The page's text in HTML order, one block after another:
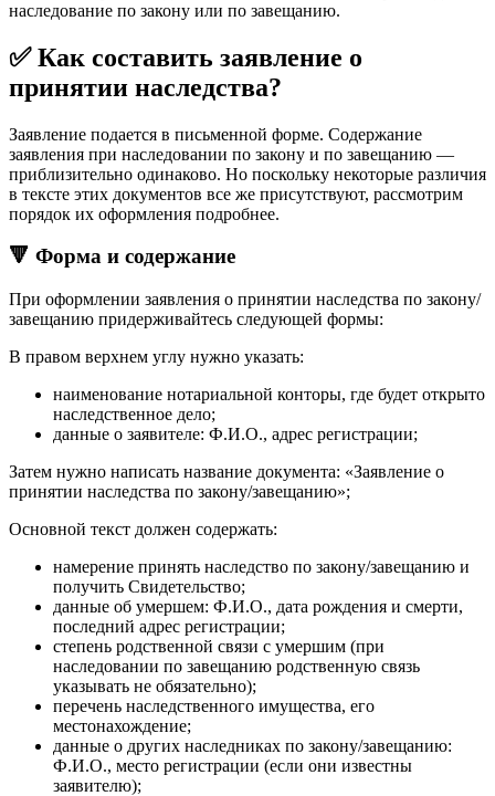
наследование по закону или по завещанию.
✅ Как составить заявление о
принятии наследства?
Заявление подается в письменной форме. Содержание
заявления при наследовании по закону и по завещанию —
приблизительно одинаково. Но поскольку некоторые различия
в тексте этих документов все же присутствуют, рассмотрим
порядок их оформления подробнее.
🔻 Форма и содержание
При оформлении заявления о принятии наследства по закону/
завещанию придерживайтесь следующей формы:
В правом верхнем углу нужно указать:
наименование нотариальной конторы, где будет открыто
наследственное дело;
данные о заявителе: Ф.И.О., адрес регистрации;
Затем нужно написать название документа: «Заявление о
принятии наследства по закону/завещанию»;
Основной текст должен содержать:
намерение принять наследство по закону/завещанию и
получить Свидетельство;
данные об умершем: Ф.И.О., дата рождения и смерти,
последний адрес регистрации;
степень родственной связи с умершим (при
наследовании по завещанию родственную связь
указывать не обязательно);
перечень наследственного имущества, его
местонахождение;
данные о других наследниках по закону/завещанию:
Ф.И.О., место регистрации (если они известны
заявителю);